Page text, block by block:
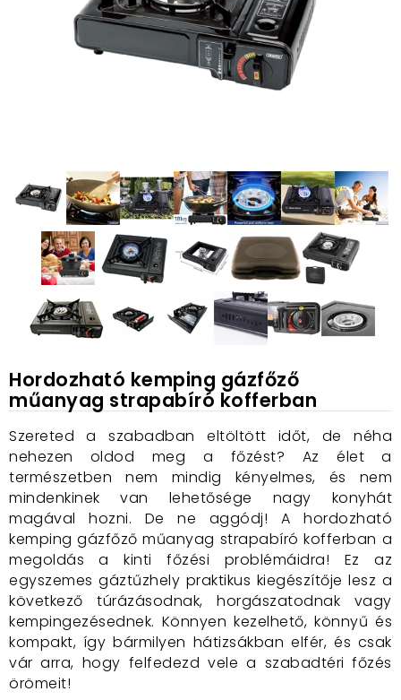
Hordozható kemping gázfőző
műanyag strapabíró kofferban
Szereted a szabadban eltöltött időt, de néha
nehezen oldod meg a főzést? Az élet a
természetben nem mindig kényelmes, és nem
mindenkinek van lehetősége nagy konyhát
magával hozni. De ne aggódj! A hordozható
kemping gázfőző műanyag strapabíró kofferban a
megoldás a kinti főzési problémáidra! Ez az
egyszemes gáztűzhely praktikus kiegészítője lesz a
következő túrázásodnak, horgászatodnak vagy
kempingezésednek. Könnyen kezelhető, könnyű és
kompakt, így bármilyen hátizsákban elfér, és csak
vár arra, hogy felfedezd vele a szabadtéri főzés
örömeit!